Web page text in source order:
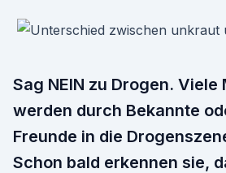
Sag NEIN zu Drogen. Viele
werden durch Bekannte
Freunde in die
Schon bald erkennen sie,